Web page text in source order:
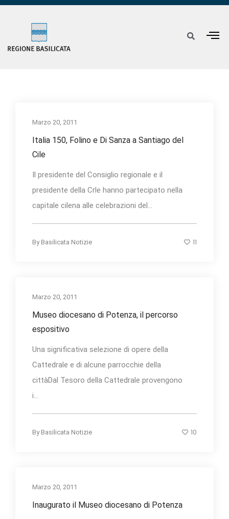
Marzo 20, 2011
Italia 150, Folino e Di Sanza a Santiago del
Cile
Il presidente del Consiglio regionale e il
presidente della Crle hanno partecipato nella
capitale cilena alle celebrazioni del...
By Basilicata Notizie 11
Marzo 20, 2011
Museo diocesano di Potenza, il percorso
espositivo
Una significativa selezione di opere della
Cattedrale e di alcune parrocchie della
cittàDal Tesoro della Cattedrale provengono
i...
By Basilicata Notizie 10
Marzo 20, 2011
Inaugurato il Museo diocesano di Potenza